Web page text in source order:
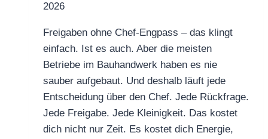
2026
Freigaben ohne Chef-Engpass – das klingt
einfach. Ist es auch. Aber die meisten
Betriebe im Bauhandwerk haben es nie
sauber aufgebaut. Und deshalb läuft jede
Entscheidung über den Chef. Jede Rückfrage.
Jede Freigabe. Jede Kleinigkeit. Das kostet
dich nicht nur Zeit. Es kostet dich Energie,